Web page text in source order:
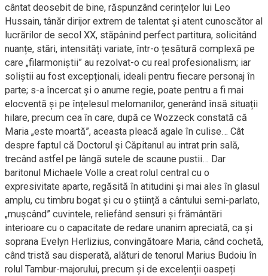
cântat deosebit de bine, răspunzând cerințelor lui Leo
Hussain, tânăr dirijor extrem de talentat și atent cunoscător al
lucrărilor de secol XX, stăpânind perfect partitura, solicitând
nuanțe, stări, intensități variate, într-o țesătură complexă pe
care „filarmoniștii” au rezolvat-o cu real profesionalism; iar
soliștii au fost excepționali, ideali pentru fiecare personaj în
parte; s-a încercat și o anume regie, poate pentru a fi mai
elocventă și pe înțelesul melomanilor, generând însă situații
hilare, precum cea în care, după ce Wozzeck constată că
Maria „este moartă”, aceasta pleacă agale în culise… Cât
despre faptul că Doctorul și Căpitanul au intrat prin sală,
trecând astfel pe lângă sutele de scaune pustii… Dar
baritonul Michaele Volle a creat rolul central cu o
expresivitate aparte, regăsită în atitudini și mai ales în glasul
amplu, cu timbru bogat și cu o știință a cântului semi-parlato,
„mușcând” cuvintele, reliefând sensuri și frământări
interioare cu o capacitate de redare unanim apreciată, ca și
soprana Evelyn Herlizius, convingătoare Maria, când cochetă,
când tristă sau disperată, alături de tenorul Marius Budoiu în
rolul Tambur-majorului, precum și de excelenții oaspeți